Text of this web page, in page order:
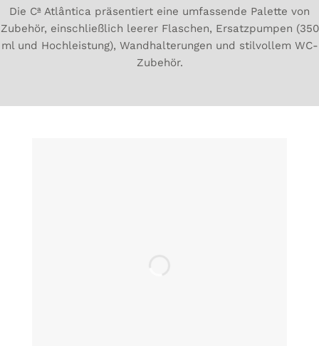
Die Cª Atlântica präsentiert eine umfassende Palette von
Zubehör, einschließlich leerer Flaschen, Ersatzpumpen (350
ml und Hochleistung), Wandhalterungen und stilvollem WC-
Zubehör.